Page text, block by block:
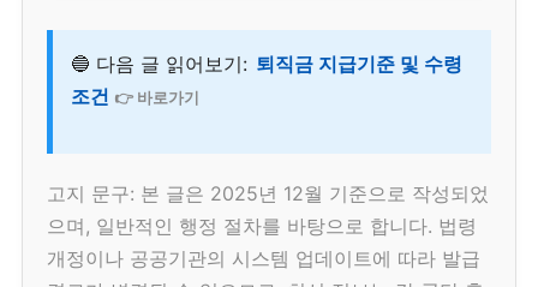
🔵 다음 글 읽어보기: 퇴직금 지급기준 및 수령
조건 👉 바로가기
고지 문구: 본 글은 2025년 12월 기준으로 작성되었
으며, 일반적인 행정 절차를 바탕으로 합니다. 법령
개정이나 공공기관의 시스템 업데이트에 따라 발급